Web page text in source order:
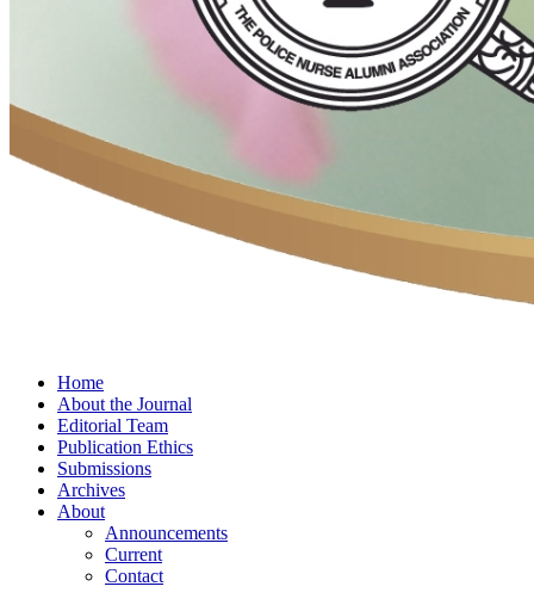
Home
About the Journal
Editorial Team
Publication Ethics
Submissions
Archives
About
Announcements
Current
Contact